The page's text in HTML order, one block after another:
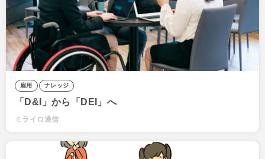
雇用 ナレッジ
「D&I」から「DEI」へ
ミライロ通信